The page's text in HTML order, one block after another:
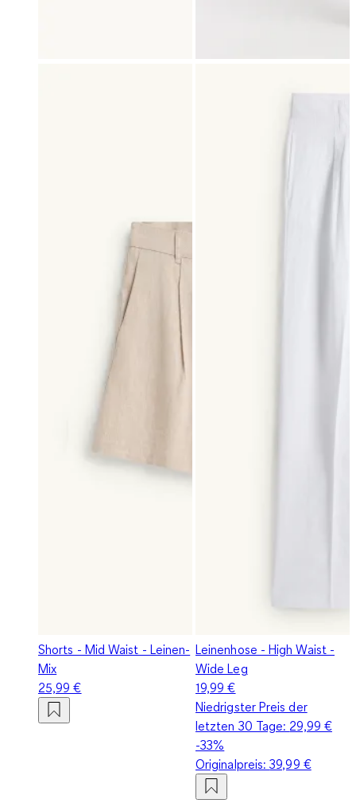
Shorts - Mid Waist - Leinen-
Mix
25,99 €
Leinenhose - High Waist -
Wide Leg
19,99 €
Niedrigster Preis der
letzten 30 Tage: 29,99 €
-33%
Originalpreis:39,99 €